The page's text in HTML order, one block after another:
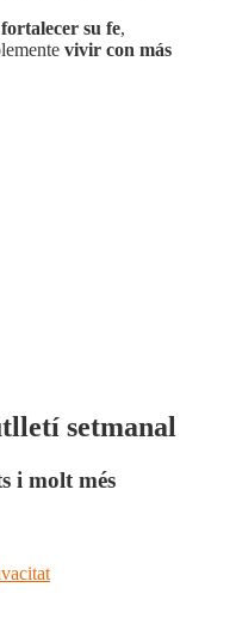
fortalecer su fe,
vivir con más
setmanal
i molt més